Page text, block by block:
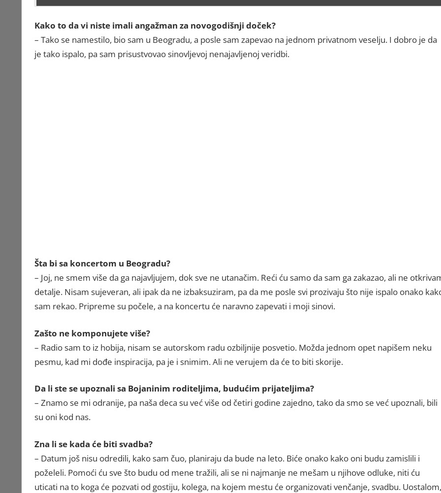
Kako to da vi niste imali angažman za novogodišnji doček?
– Tako se namestilo, bio sam u Beogradu, a posle sam zapevao na jednom privatnom veselju. I dobro je da
je tako ispalo, pa sam prisustvovao sinovljevoj nenajavljenoj veridbi.
Šta bi sa koncertom u Beogradu?
– Joj, ne smem više da ga najavljujem, dok sve ne utanačim. Reći ću samo da sam ga zakazao, ali ne
detalje. Nisam sujeveran, ali ipak da ne izbaksuziram, pa da me posle svi prozivaju što nije ispalo onako
sam rekao. Pripreme su počele, a na koncertu će naravno zapevati i moji sinovi.
Zašto ne komponujete više?
– Radio sam to iz hobija, nisam se autorskom radu ozbiljnije posvetio. Možda jednom opet napišem neku
pesmu, kad mi dođe inspiracija, pa je i snimim. Ali ne verujem da će to biti skorije.
Da li ste se upoznali sa Bojaninim roditeljima, budućim prijateljima?
– Znamo se mi odranije, pa naša deca su već više od četiri godine zajedno, tako da smo se već upoznali, bili
su oni kod nas.
Zna li se kada će biti svadba?
– Datum još nisu odredili, kako sam čuo, planiraju da bude na leto. Biće onako kako oni budu zamislili i
poželeli. Pomoći ću sve što budu od mene tražili, ali se ni najmanje ne mešam u njihove odluke, niti ću
uticati na to koga će pozvati od gostiju, kolega, na kojem mestu će organizovati venčanje, svadbu. Uostalom,